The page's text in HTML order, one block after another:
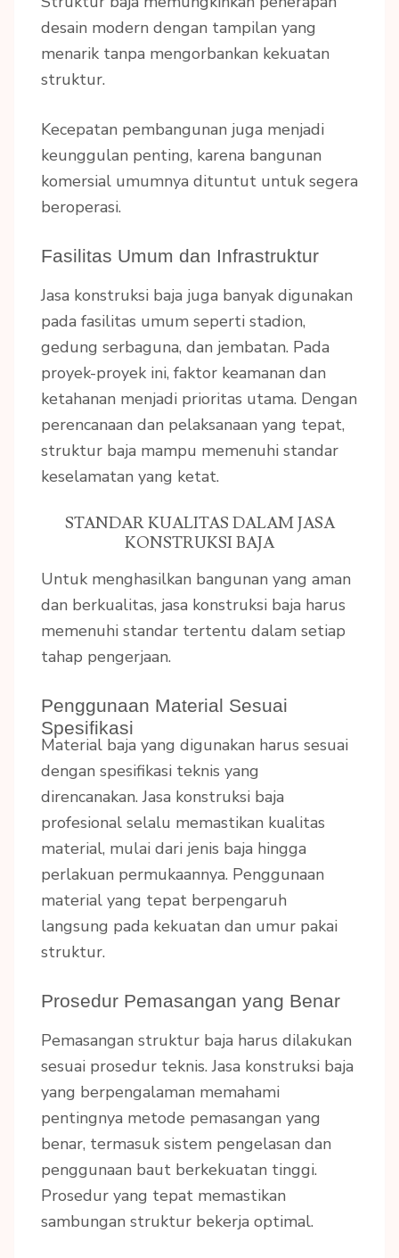
desain modern dengan tampilan yang
menarik tanpa mengorbankan kekuatan
struktur.
Kecepatan pembangunan juga menjadi
keunggulan penting, karena bangunan
komersial umumnya dituntut untuk segera
beroperasi.
Fasilitas Umum dan Infrastruktur
Jasa konstruksi baja juga banyak digunakan
pada fasilitas umum seperti stadion,
gedung serbaguna, dan jembatan. Pada
proyek-proyek ini, faktor keamanan dan
ketahanan menjadi prioritas utama. Dengan
perencanaan dan pelaksanaan yang tepat,
struktur baja mampu memenuhi standar
keselamatan yang ketat.
STANDAR KUALITAS DALAM JASA
KONSTRUKSI BAJA
Untuk menghasilkan bangunan yang aman
dan berkualitas, jasa konstruksi baja harus
memenuhi standar tertentu dalam setiap
tahap pengerjaan.
Penggunaan Material Sesuai
Spesifikasi
Material baja yang digunakan harus sesuai
dengan spesifikasi teknis yang
direncanakan. Jasa konstruksi baja
profesional selalu memastikan kualitas
material, mulai dari jenis baja hingga
perlakuan permukaannya. Penggunaan
material yang tepat berpengaruh
langsung pada kekuatan dan umur pakai
struktur.
Prosedur Pemasangan yang Benar
Pemasangan struktur baja harus dilakukan
sesuai prosedur teknis. Jasa konstruksi baja
yang berpengalaman memahami
pentingnya metode pemasangan yang
benar, termasuk sistem pengelasan dan
penggunaan baut berkekuatan tinggi.
Prosedur yang tepat memastikan
sambungan struktur bekerja optimal.